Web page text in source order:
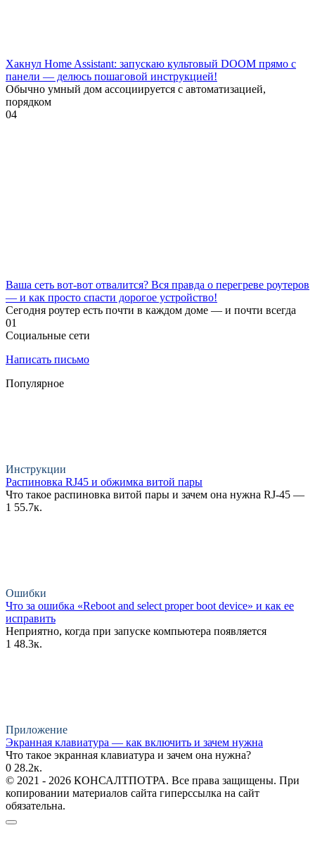
Хакнул Home Assistant: запускаю культовый DOOM прямо с
панели — делюсь пошаговой инструкцией!
Обычно умный дом ассоциируется с автоматизацией,
порядком
04
Ваша сеть вот-вот отвалится? Вся правда о перегреве роутеров
— и как просто спасти дорогое устройство!
Сегодня роутер есть почти в каждом доме — и почти всегда
01
Социальные сети
Написать письмо
Популярное
Инструкции
Распиновка RJ45 и обжимка витой пары
Что такое распиновка витой пары и зачем она нужна RJ-45 —
1 55.7к.
Ошибки
Что за ошибка «Reboot and select proper boot device» и как ее
исправить
Неприятно, когда при запуске компьютера появляется
1 48.3к.
Приложение
Экранная клавиатура — как включить и зачем нужна
Что такое экранная клавиатура и зачем она нужна?
0 28.2к.
© 2021 - 2026 КОНСАЛТПОТРА. Все права защищены. При
копировании материалов сайта гиперссылка на сайт
обязательна.